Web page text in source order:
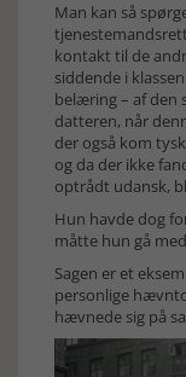
Man kan så
kontakt til de
siddende i
belæring – af den
datteren, når
der også kom
og da der ikke
optrådt udansk,
Hun havde dog
måtte hun gå
Sagen er et
personlige
hævnede sig på